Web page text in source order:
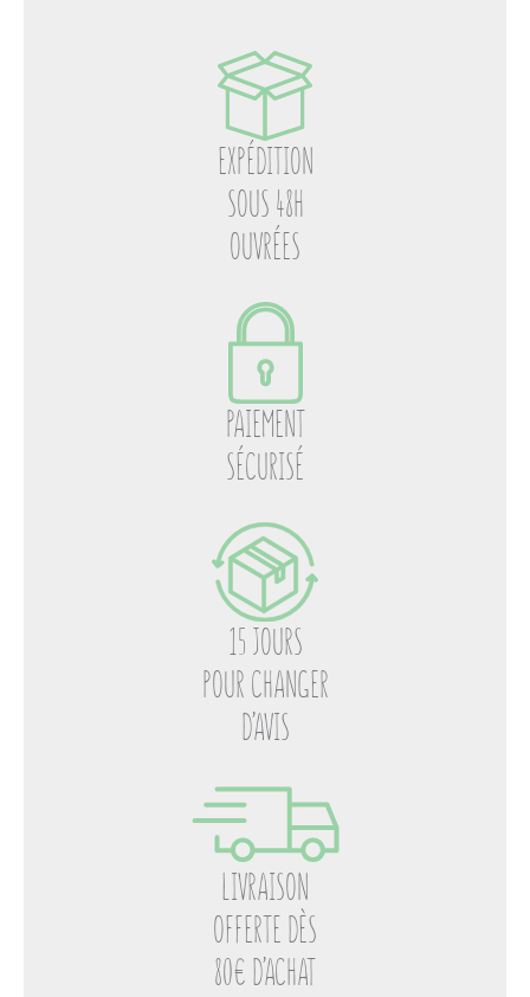
EXPÉDITION
SOUS 48H
OUVRÉES
PAIEMENT
SÉCURISÉ
15 JOURS
POUR CHANGER
D’AVIS
LIVRAISON
OFFERTE DÈS
80€ D’ACHAT